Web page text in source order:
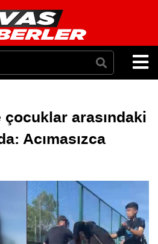
arasındaki
Acımasızca